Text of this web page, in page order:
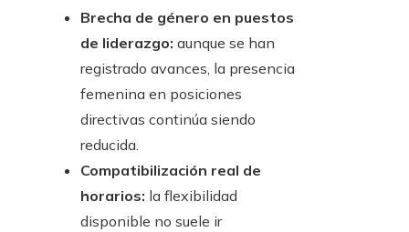
Brecha de género en puestos
de liderazgo: aunque se han
registrado avances, la presencia
femenina en posiciones
directivas continúa siendo
reducida.
Compatibilización real de
horarios: la flexibilidad
disponible no suele ir